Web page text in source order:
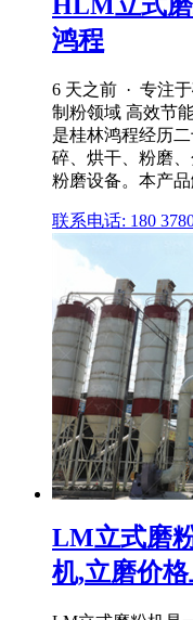
鸿程
6 天之前 · 专注
制粉领域 高效节
是桂林鸿程经历
碎、烘干、粉磨
粉磨设备。本产
联系电话: 180
LM立式磨
机,立磨价